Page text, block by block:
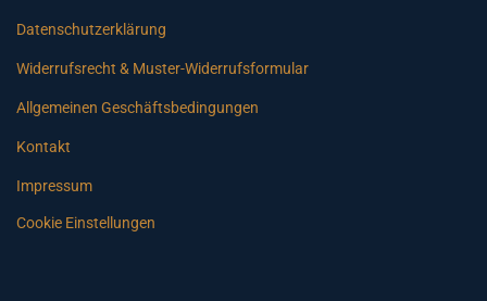
Datenschutzerklärung
Widerrufsrecht & Muster-Widerrufsformular
Allgemeinen Geschäftsbedingungen
Kontakt
Impressum
Cookie Einstellungen